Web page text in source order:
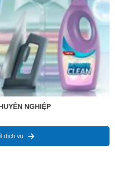
NGHIỆP
dịch vụ